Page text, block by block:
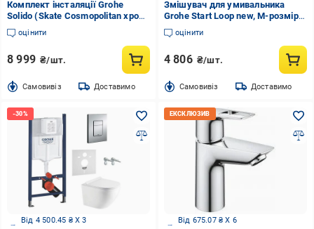
Комплект інсталяції Grohe
Solido (Skate Cosmopolitan хром)
38811000
оцінити
8 999 ₴/шт.
Cамовивіз Доставимо
Змішувач для умивальника
Grohe Start Loop new, M-розмір,
з д/к PushOp
оцінити
4 806 ₴/шт.
Cамовивіз Доставимо
Від 4 500.45 ₴ X 3 Від 675.07 ₴ X 6